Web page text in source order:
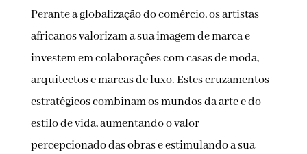
Perante a globalização do comércio, os artistas
africanos valorizam a sua imagem de marca e
investem em colaborações com casas de moda,
arquitectos e marcas de luxo. Estes cruzamentos
estratégicos combinam os mundos da arte e do
estilo de vida, aumentando o valor
percepcionado das obras e estimulando a sua